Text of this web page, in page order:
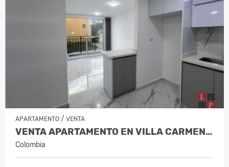
APARTAMENTO / VENTA
VENTA APARTAMENTO EN VILLA CARMENZA,…
Colombia